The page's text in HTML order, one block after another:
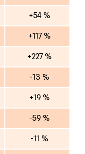
+54 %
+117 %
+227 %
-13 %
+19 %
-59 %
-11 %